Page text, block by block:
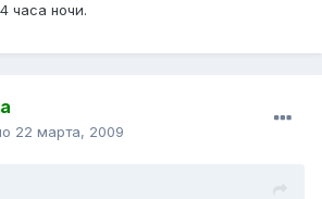
часа ночи.
22 марта, 2009